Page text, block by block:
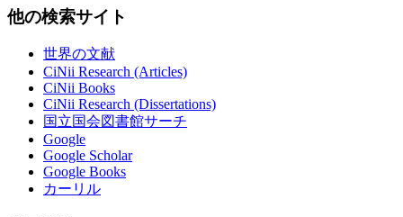
他の検索サイト
世界の文献
CiNii Research (Articles)
CiNii Books
CiNii Research (Dissertations)
国立国会図書館サーチ
Google
Google Scholar
Google Books
カーリル